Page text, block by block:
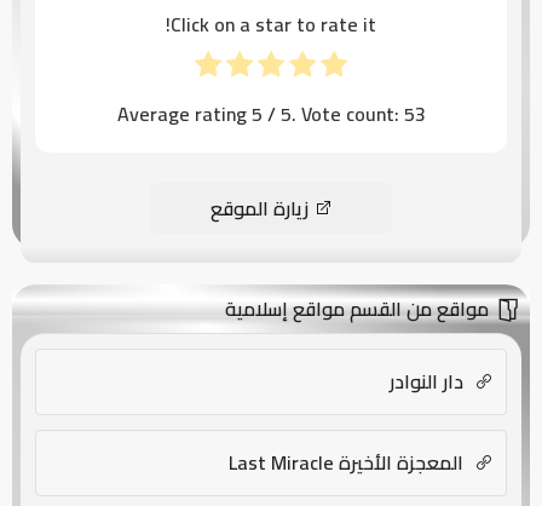
Click on a star to rate it!
Average rating5/ 5. Vote count:53
زيارة الموقع
مواقع من القسم مواقع إسلامية
دار النوادر
المعجزة الأخيرة Last Miracle